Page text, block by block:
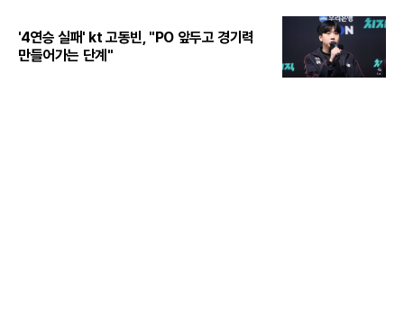
'4연승 실패' kt 고동빈, "PO 앞두고 경기력
만들어가는 단계"